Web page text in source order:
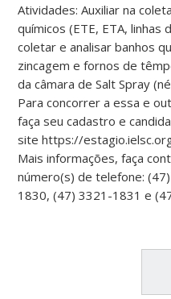
Atividades: Auxiliar na
químicos (ETE, ETA, linhas
coletar e analisar banhos
zincagem efornos de
da câmara de Salt Spray
Para concorrer a essa e
faça seu cadastro e
sitehttps://
Mais informações, faça
número(s) de telefone:
1830, (47) 3321-1831 e